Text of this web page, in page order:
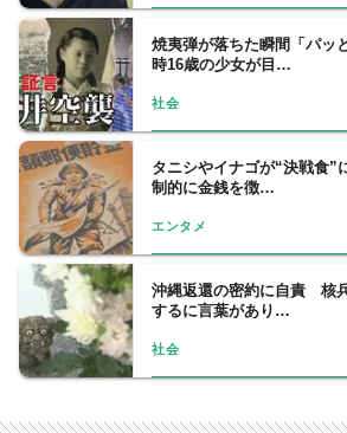
焼夷弾が落ちた瞬間「パ
時16歳の少女が目…
社会
タニシやイナゴが“決戦食
制的に金銭を徴…
エンタメ
沖縄返還の密約に自責 核
するに言葉があり…
社会